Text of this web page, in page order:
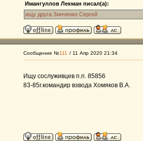
Имангуллов Лекман писал(а):
ищу друга Зинченко Сергей
Сообщение №111 / 11 Апр 2020 21:34
Ищу сослуживцев п.п. 85856
83-85г.командир взвода Хомяков В.А.